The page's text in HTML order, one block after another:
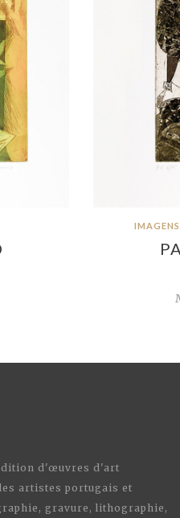
d'œuvres d'art
artistes portugais et
gravure, lithographie,